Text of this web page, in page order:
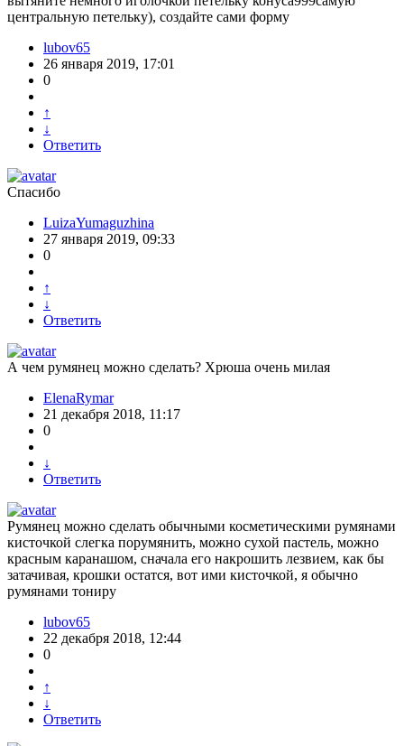
центральную петельку), создайте сами форму
lubov65
26 января 2019, 17:01
0
↑
↓
Ответить
Спасибо
LuizaYumaguzhina
27 января 2019, 09:33
0
↑
↓
Ответить
А чем румянец можно сделать? Хрюша очень милая
ElenaRymar
21 декабря 2018, 11:17
0
↓
Ответить
Румянец можно сделать обычными косметическими румянами
кисточкой слегка порумянить, можно сухой пастель, можно
красным каранашом, сначала его накрошить лезвием, как бы
затачивая, крошки остатся, вот ими кисточкой, я обычно
румянами тониру
lubov65
22 декабря 2018, 12:44
0
↑
↓
Ответить